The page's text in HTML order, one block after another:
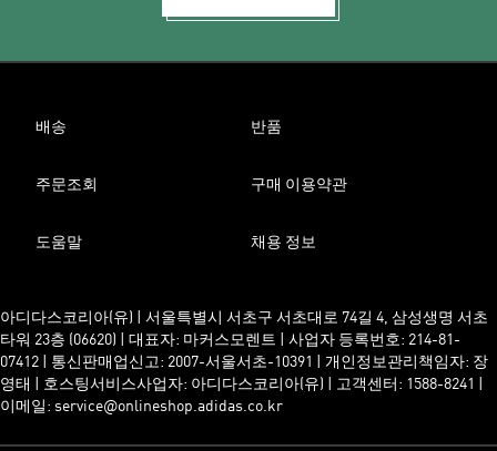
배송 반품
주문조회 구매 이용약관
도움말 채용 정보
아디다스코리아(유) | 서울특별시 서초구 서초대로 74길 4, 삼성생명 서초
타워 23층 (06620) | 대표자: 마커스모렌트 | 사업자 등록번호: 214-81-
07412 | 통신판매업신고: 2007-서울서초-10391 | 개인정보관리책임자: 장
영태 | 호스팅서비스사업자: 아디다스코리아(유) | 고객센터: 1588-8241 |
이메일: service@onlineshop.adidas.co.kr